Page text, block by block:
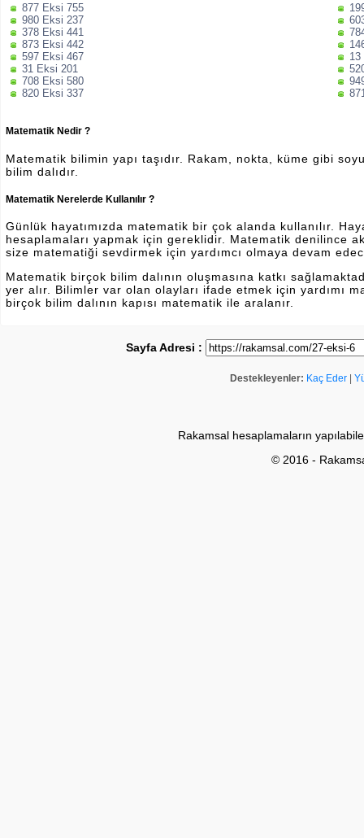
877 Eksi 755
980 Eksi 237
378 Eksi 441
873 Eksi 442
597 Eksi 467
31 Eksi 201
708 Eksi 580
820 Eksi 337
13
Matematik Nedir ?
Matematik bilimin yapı taşıdır. Rakam, nokta, küme gibi
bilim dalıdır.
Matematik Nerelerde Kullanılır ?
Günlük hayatımızda matematik bir çok alanda kullanılır.
hesaplamaları yapmak için gereklidir. Matematik denilince
size matematiği sevdirmek için yardımcı olmaya devam
Matematik birçok bilim dalının oluşmasına katkı
yer alır. Bilimler var olan olayları ifade etmek için yardımı
birçok bilim dalının kapısı matematik ile aralanır.
Sayfa Adresi :
Destekleyenler: Kaç Eder
Rakamsal hesaplamaların
© 2016 -